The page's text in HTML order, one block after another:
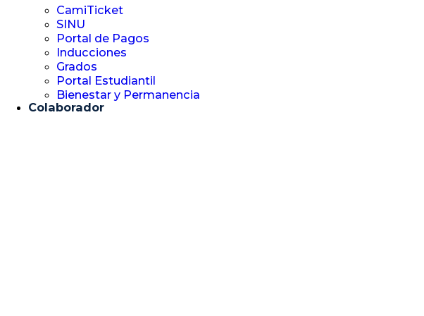
CamiTicket
SINU
Portal de Pagos
Inducciones
Grados
Portal Estudiantil
Bienestar y Permanencia
Colaborador